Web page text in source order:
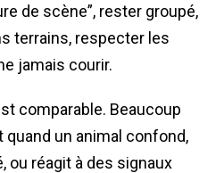
de scène”, rester groupé,
terrains, respecter les
jamais courir.
comparable. Beaucoup
quand un animal confond,
ou réagit à des signaux